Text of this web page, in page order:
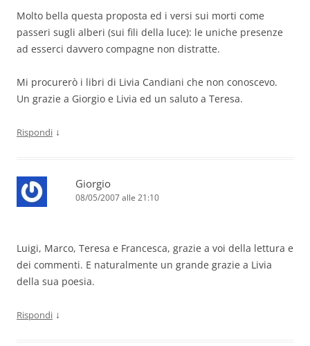
Molto bella questa proposta ed i versi sui morti come
passeri sugli alberi (sui fili della luce): le uniche presenze
ad esserci davvero compagne non distratte.
Mi procurerò i libri di Livia Candiani che non conoscevo.
Un grazie a Giorgio e Livia ed un saluto a Teresa.
Rispondi ↓
Giorgio
08/05/2007 alle 21:10
Luigi, Marco, Teresa e Francesca, grazie a voi della lettura e
dei commenti. E naturalmente un grande grazie a Livia
della sua poesia.
Rispondi ↓